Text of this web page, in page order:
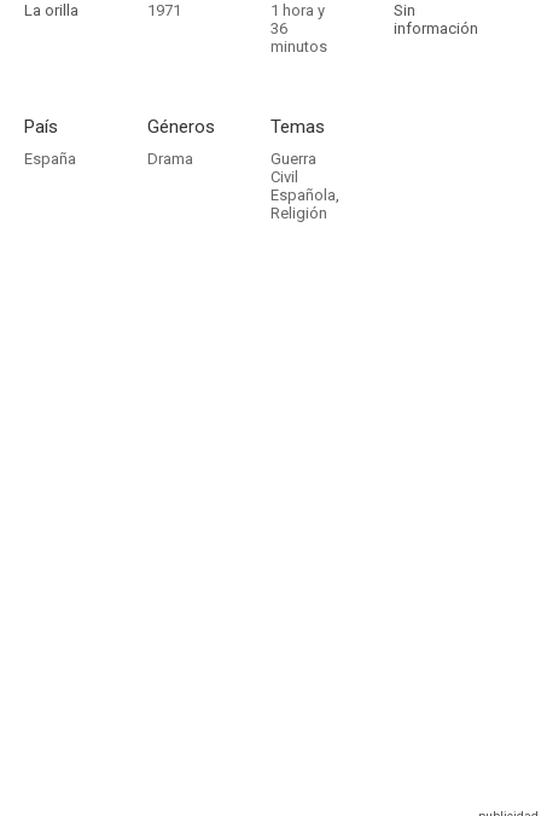
La orilla 1971
1 hora y
36
minutos
Sin
información
País
España
Géneros
Drama
Temas
Guerra
Civil
Española,
Religión